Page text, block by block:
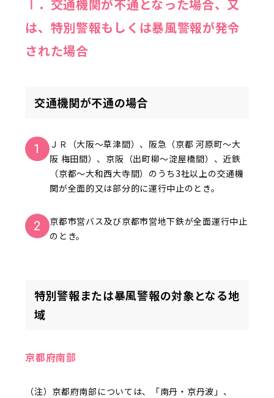
Ⅰ．交通機関が不通となった場合、又
は、特別警報もしくは暴風警報が発令
された場合
交通機関が不通の場合
1
ＪＲ（大阪～草津間）、阪急（京都 河原町～大
阪 梅田間）、京阪（出町柳～淀屋橋間）、近鉄
（京都～大和西大寺間）のうち3社以上の交通機
関が全面的又は部分的に運行中止のとき。
2
京都市営バス及び京都市営地下鉄が全面運行中止
のとき。
特別警報または暴風警報の対象となる地
域
京都府南部
（注）京都府南部については、「南丹・京丹波」、